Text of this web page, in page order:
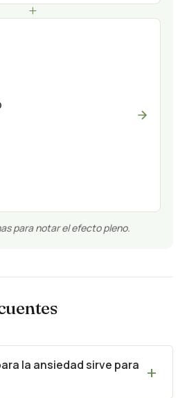
+
para notar el efecto pleno.
la ansiedad sirve para